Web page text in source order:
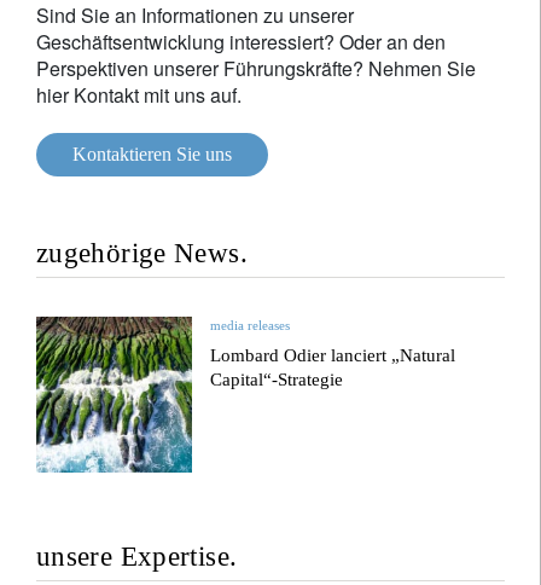
Sind Sie an Informationen zu unserer
Geschäftsentwicklung interessiert? Oder an den
Perspektiven unserer Führungskräfte? Nehmen Sie
hier Kontakt mit uns auf.
Kontaktieren Sie uns
zugehörige News.
media releases
Lombard Odier lanciert „Natural
Capital“-Strategie
unsere Expertise.